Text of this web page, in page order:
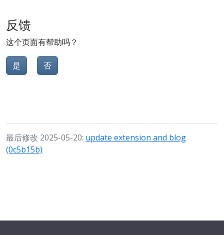
反馈
这个页面有帮助吗？
是 否
最后修改 2025-05-20: update extension and blog
(0c5b15b)